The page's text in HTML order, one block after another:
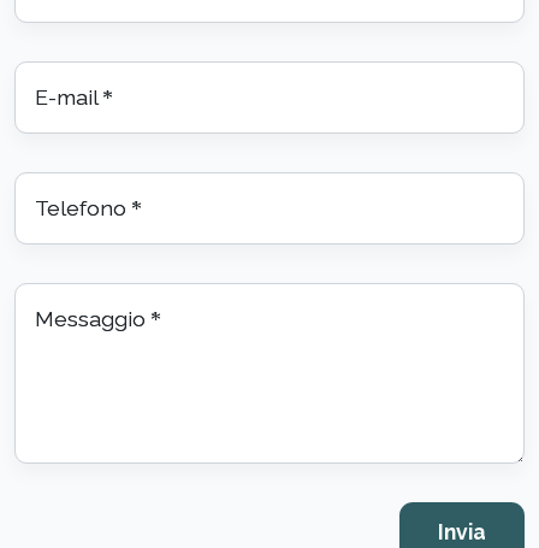
E-mail *
Telefono *
Messaggio *